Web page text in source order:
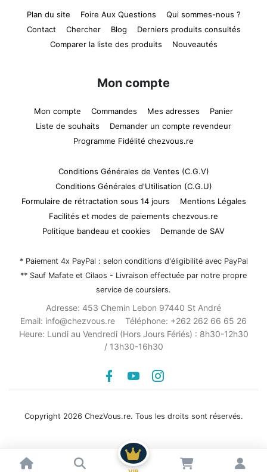
Plan du site Foire Aux Questions
Qui sommes-nous ?
Contact
Chercher Blog
Derniers produits consultés
Comparer la liste des produits
Nouveautés
Mon compte
Mon compte Commandes Mes adresses
Panier
Liste de souhaits
Demander un compte revendeur
Programme Fidélité chezvous.re
Conditions Générales de Ventes (C.G.V)
Conditions Générales d'Utilisation (C.G.U)
Formulaire de rétractation sous 14 jours
Mentions Légales
Facilités et modes de paiements chezvous.re
Politique bandeau et cookies
Demande de SAV
* Paiement 4x PayPal : selon conditions d'éligibilité avec PayPal
** Sauf Mafate et Cilaos - Livraison effectuée par notre propre
service de coursiers.
Adresse: 453 Chemin Lebon 97440 St André
Email: info@chezvous.re Téléphone: +262 262 66 65 26
Heure: Lundi au Vendredi (Hors Jours Fériés) : 8h30-12h30
/ 13h30-16h30
Facebook
youtube
instagram
Copyright 2026 ChezVous.re. Tous les droits sont réservés.